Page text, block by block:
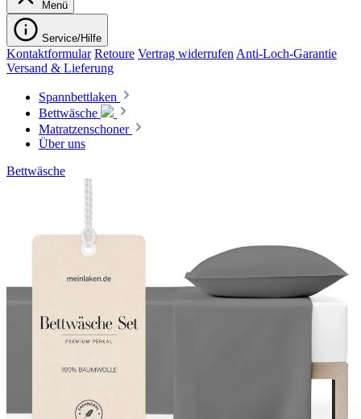
Menü
Service/Hilfe
Kontaktformular Retoure Vertrag widerrufen Anti-Loch-Garantie
Versand & Lieferung
Spannbettlaken
Bettwäsche
Matratzenschoner
Über uns
Bettwäsche